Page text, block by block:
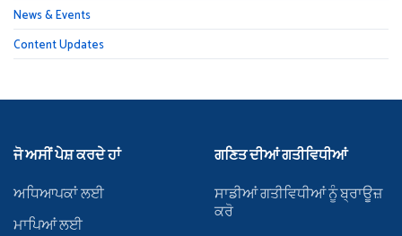
News & Events
Content Updates
ਜੋ ਅਸੀਂ ਪੇਸ਼ ਕਰਦੇ ਹਾਂ
ਅਧਿਆਪਕਾਂ ਲਈ
ਮਾਪਿਆਂ ਲਈ
ਗਣਿਤ ਦੀਆਂ ਗਤੀਵਿਧੀਆਂ
ਸਾਡੀਆਂ ਗਤੀਵਿਧੀਆਂ ਨੂੰ ਬ੍ਰਾਊਜ਼
ਕਰੋ